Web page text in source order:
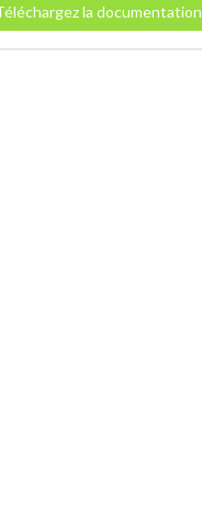
la documentation